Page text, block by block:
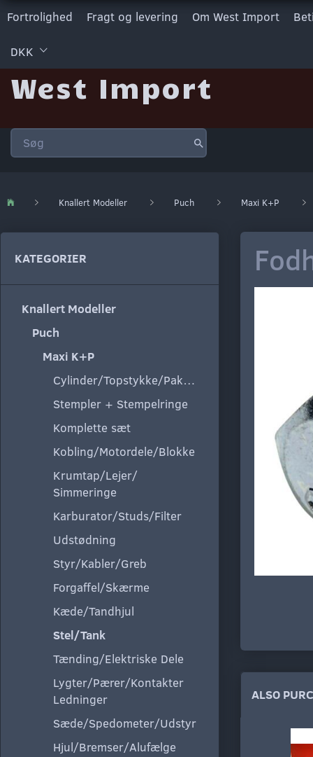
Fortrolighed Fragt og levering Om West Import
DKK
West Import
Knallert Modeller Puch Maxi K+P
KATEGORIER
Knallert Modeller
Puch
Maxi K+P
Cylinder/Topstykke/Pakning
Stempler + Stempelringe
Komplette sæt
Kobling/Motordele/Blokke
Krumtap/Lejer/
Simmeringe
Karburator/Studs/Filter
Udstødning
Styr/Kabler/Greb
Forgaffel/Skærme
Kæde/Tandhjul
Stel/Tank
Tænding/Elektriske Dele
Lygter/Pærer/Kontakter
Ledninger
Sæde/Spedometer/Udstyr
Hjul/Bremser/Alufælge
ALSO